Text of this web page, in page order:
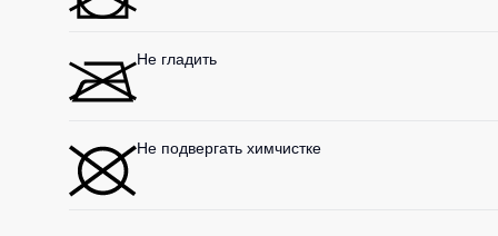
Не гладить
Не подвергать химчистке